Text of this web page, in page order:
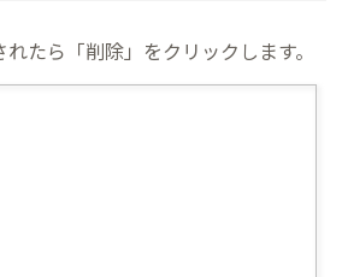
たら「削除」をクリックします。